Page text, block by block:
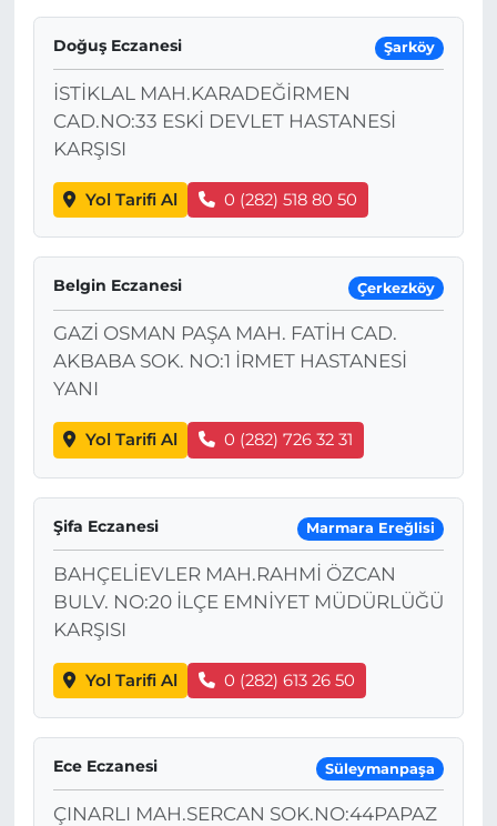
Doğuş Eczanesi Şarköy
İSTİKLAL MAH.KARADEĞİRMEN
CAD.NO:33 ESKİ DEVLET HASTANESİ
KARŞISI
Yol Tarifi Al 0 (282) 518 80 50
Belgin Eczanesi Çerkezköy
GAZİ OSMAN PAŞA MAH. FATİH CAD.
AKBABA SOK. NO:1 İRMET HASTANESİ
YANI
Yol Tarifi Al 0 (282) 726 32 31
Şifa Eczanesi Marmara Ereğlisi
BAHÇELİEVLER MAH.RAHMİ ÖZCAN
BULV. NO:20 İLÇE EMNİYET MÜDÜRLÜĞÜ
KARŞISI
Yol Tarifi Al 0 (282) 613 26 50
Ece Eczanesi Süleymanpaşa
ÇINARLI MAH.SERCAN SOK.NO:44PAPAZ